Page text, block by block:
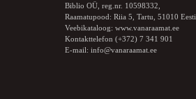
Biblio OÜ, reg.nr. 10598332,
Raamatupood: Riia 5, Tartu, 51010 Eesti
Veebikataloog: www.vanaraamat.ee
Kontakttelefon (+372) 7 341 901
E-mail: info@vanaraamat.ee